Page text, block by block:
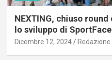
NEXTING, chiuso
lo sviluppo di SportFace
Dicembre 12, 2024